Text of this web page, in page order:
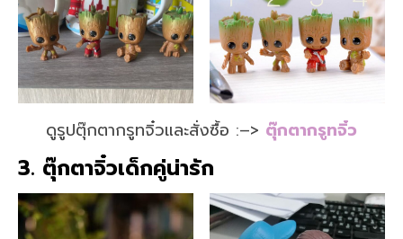
ดูรูปตุ๊กตากรูทจิ๋วและสั่งซื้อ :–> ตุ๊กตากรูทจิ๋ว
3. ตุ๊กตาจิ๋วเด็กคู่น่ารัก